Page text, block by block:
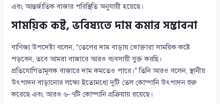
এবং আন্তর্জাতিক বাজার পরিস্থিতি অনুযায়ী হয়েছে।
সাময়িক কষ্ট, ভবিষ্যতে দাম কমার সম্ভাবনা
বাণিজ্য উপদেষ্টা বলেন, “তেলের দাম বাড়ায় ভোক্তারা সাময়িক কষ্টে
পড়বেন, তবে আমরা বাজারে আরও ব্যবসায়ী যুক্ত করছি।
প্রতিযোগিতামূলক বাজারে দাম কমতেও পারে।” তিনি আরও বলেন, স্থানীয়
উৎপাদন বাড়ানোর লক্ষ্যে ইতোমধ্যে দুটি তেল কোম্পানি উৎপাদন শুরু
করেছে এবং আরও ৬-৭টি কোম্পানি প্রক্রিয়ায় রয়েছে।